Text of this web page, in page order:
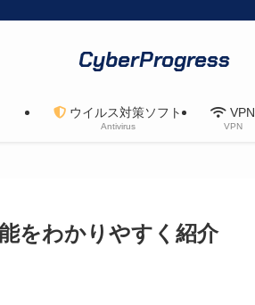
CyberProgress
ウイルス対策ソフト
Antivirus
VPN
VPN
をわかりやすく紹介